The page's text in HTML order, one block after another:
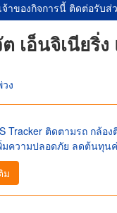
าของกิจการนี้ ติดต่อรับส่
เอ็นจิเนียริ่
ง
Tracker ติดตามรถ กล้อ
ความปลอดภัย ลดต้นทุน
ม